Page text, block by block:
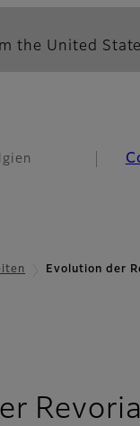
the United
Evolution der